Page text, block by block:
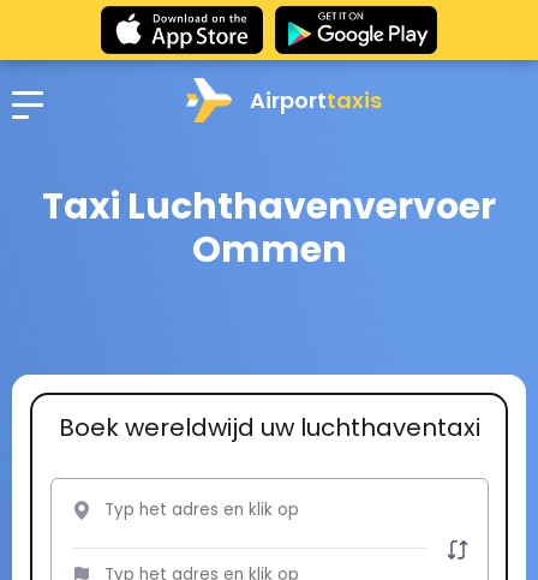
Airporttaxis
Taxi Luchthavenvervoer
Ommen
Boek wereldwijd uw luchthaventaxi